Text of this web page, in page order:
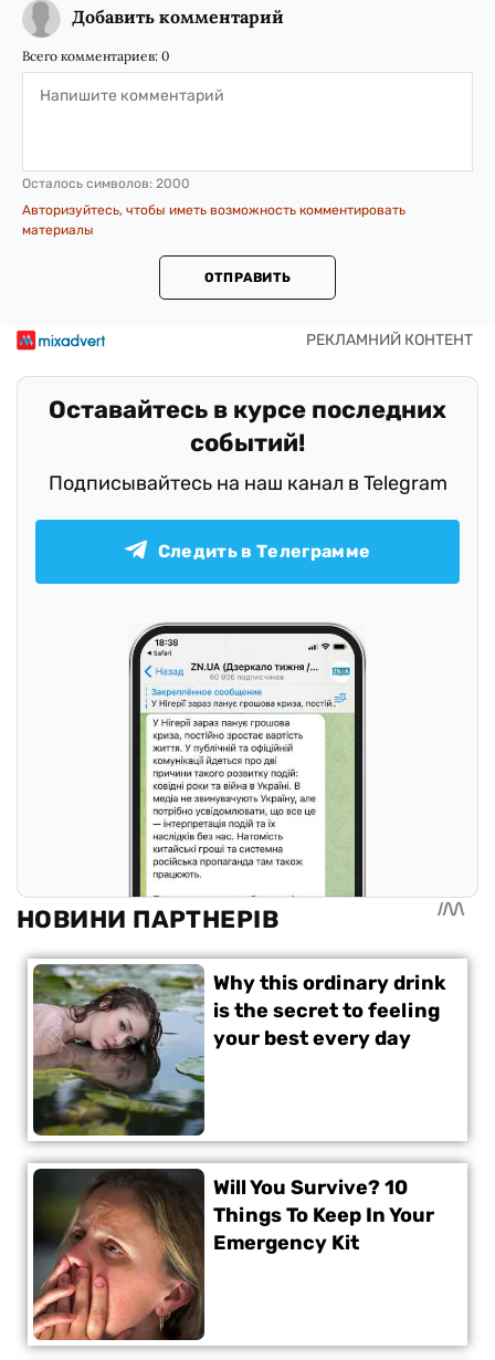
Добавить комментарий
Всего комментариев: 0
Осталось символов: 2000
Авторизуйтесь, чтобы иметь возможность комментировать
материалы
ОТПРАВИТЬ
Оставайтесь в курсе последних
событий!
Подписывайтесь на наш канал в Telegram
Следить в Телеграмме